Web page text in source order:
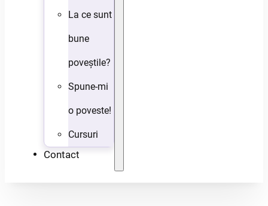
La ce sunt
bune
poveștile?
Spune-mi
o poveste!
Cursuri
Contact